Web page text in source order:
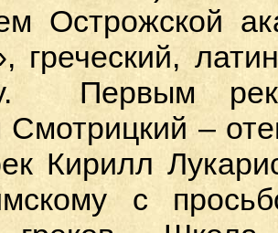
Острожской
греческий,
Первым
–
Кирилл
с